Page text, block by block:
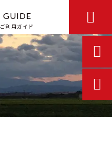
GUIDE
ご利用ガイド


